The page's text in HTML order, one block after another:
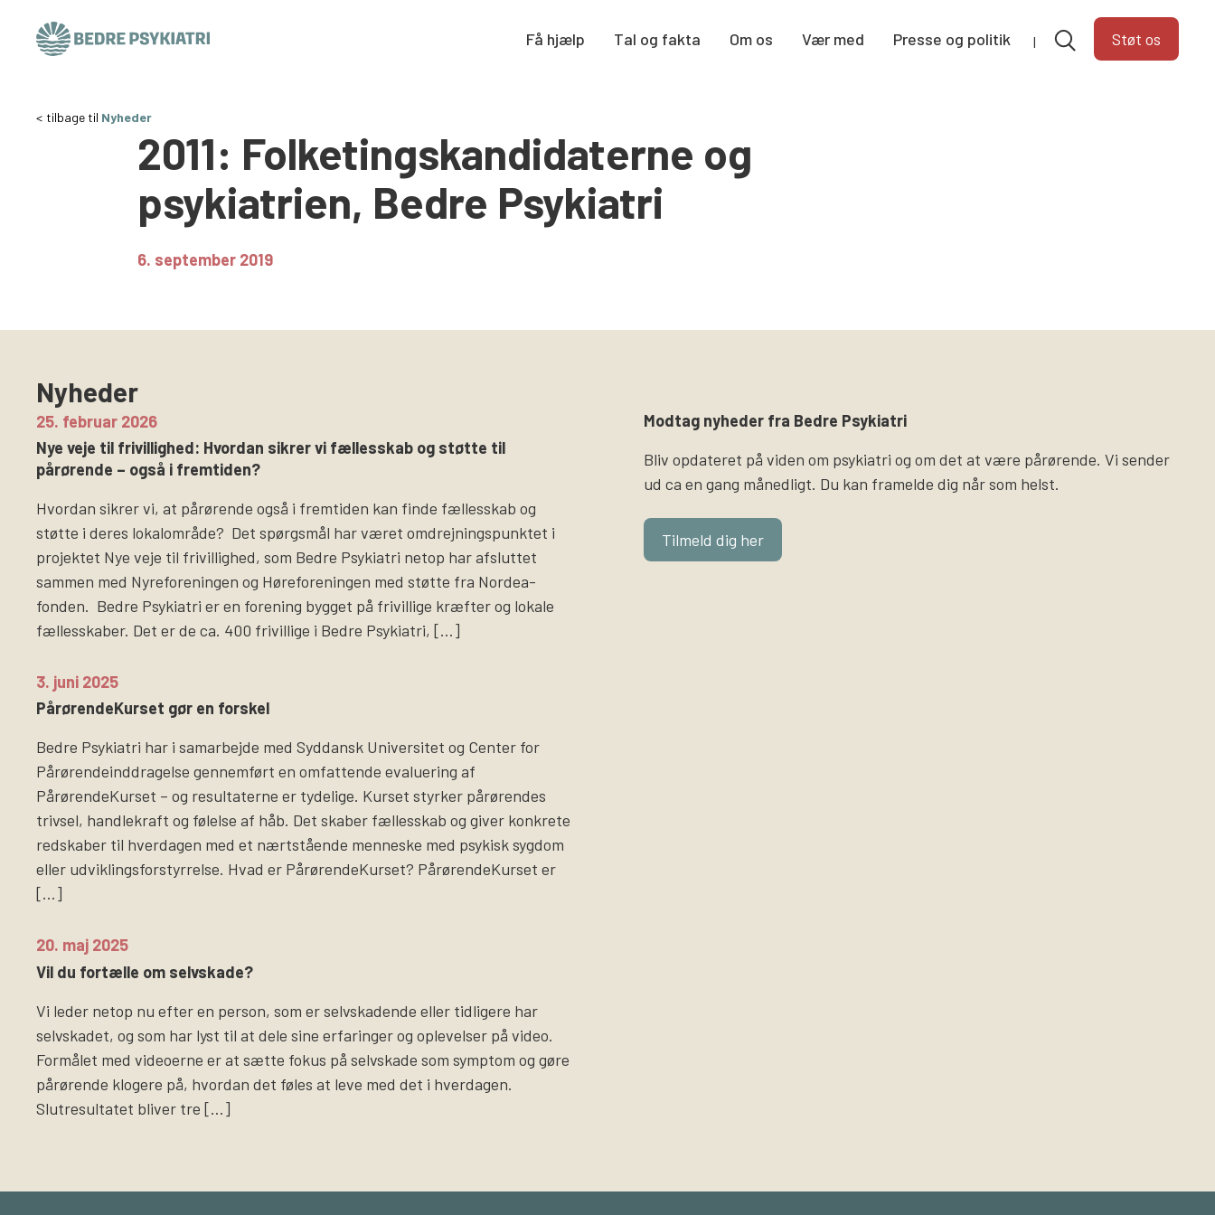
Få hjælp Tal og fakta Om os Vær med Presse og politik Støt os
tilbage til Nyheder
2011: Folketingskandidaterne og
psykiatrien, Bedre Psykiatri
6. september 2019
Nyheder
25. februar 2026
Nye veje til frivillighed: Hvordan sikrer vi fællesskab og støtte til
pårørende – også i fremtiden?
Hvordan sikrer vi, at pårørende også i fremtiden kan finde fællesskab og
støtte i deres lokalområde? Det spørgsmål har været omdrejningspunktet i
projektet Nye veje til frivillighed, som Bedre Psykiatri netop har afsluttet
sammen med Nyreforeningen og Høreforeningen med støtte fra Nordea-
fonden. Bedre Psykiatri er en forening bygget på frivillige kræfter og lokale
fællesskaber. Det er de ca. 400 frivillige i Bedre Psykiatri, […]
3. juni 2025
PårørendeKurset gør en forskel
Bedre Psykiatri har i samarbejde med Syddansk Universitet og Center for
Pårørendeinddragelse gennemført en omfattende evaluering af
PårørendeKurset – og resultaterne er tydelige. Kurset styrker pårørendes
trivsel, handlekraft og følelse af håb. Det skaber fællesskab og giver konkrete
redskaber til hverdagen med et nærtstående menneske med psykisk sygdom
eller udviklingsforstyrrelse. Hvad er PårørendeKurset? PårørendeKurset er
[…]
20. maj 2025
Vil du fortælle om selvskade?
Vi leder netop nu efter en person, som er selvskadende eller tidligere har
selvskadet, og som har lyst til at dele sine erfaringer og oplevelser på video.
Formålet med videoerne er at sætte fokus på selvskade som symptom og gøre
pårørende klogere på, hvordan det føles at leve med det i hverdagen.
Slutresultatet bliver tre […]
Modtag nyheder fra Bedre Psykiatri
Bliv opdateret på viden om psykiatri og om det at være pårørende. Vi sender
ud ca en gang månedligt. Du kan framelde dig når som helst.
Tilmeld dig her